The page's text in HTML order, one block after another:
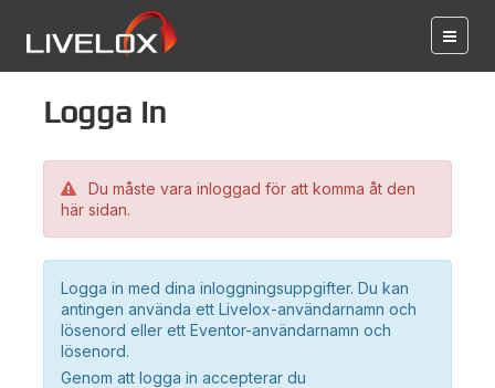
Logga in
Du måste vara inloggad för att komma åt den
här sidan.
Logga in med dina inloggningsuppgifter. Du kan
antingen använda ett Livelox-användarnamn och
lösenord eller ett Eventor-användarnamn och
lösenord.
Genom att logga in accepterar du